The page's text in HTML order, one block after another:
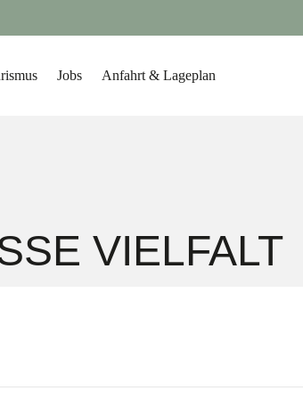
Jobs Anfahrt & Lageplan
VIELFALT